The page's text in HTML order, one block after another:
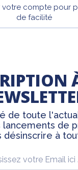
votre compte pour
de facilité
de toute
de
désinscrire à